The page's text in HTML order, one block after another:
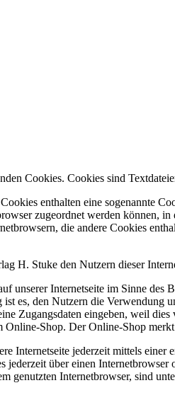
Cookies. Cookies sind
enthalten eine sogenannte
zugeordnet werden können,
die andere Cookies
H. Stuke den Nutzern dieser
unserer Internetseite im Sinne
es, den Nutzern die
Zugangsdaten eingeben, weil
Shop. Der Online-Shop
Internetseite jederzeit mittels
jederzeit über einen
genutzten Internetbrowser, sind